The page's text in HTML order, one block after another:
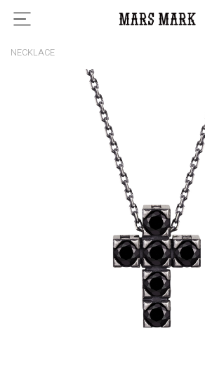
NECKLACE